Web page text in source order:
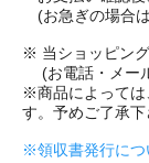
(お急ぎの場合
※ 当ショッピン
(お電話・メー
※商品によっては
す。予めご了承下
※領収書発行につ